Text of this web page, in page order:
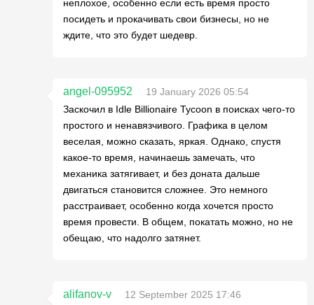
неплохое, особенно если есть время просто
посидеть и прокачивать свои бизнесы, но не
ждите, что это будет шедевр.
angel-095952
19 January 2026 05:54
Заскочил в Idle Billionaire Tycoon в поисках чего-то
простого и ненавязчивого. Графика в целом
веселая, можно сказать, яркая. Однако, спустя
какое-то время, начинаешь замечать, что
механика затягивает, и без доната дальше
двигаться становится сложнее. Это немного
расстраивает, особенно когда хочется просто
время провести. В общем, покатать можно, но не
обещаю, что надолго затянет.
alifanov-v
12 September 2025 17:46